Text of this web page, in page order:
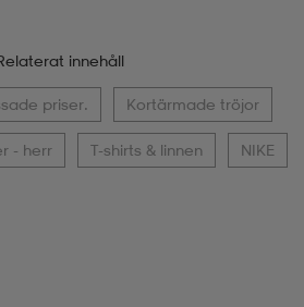
innehåll
priser. Kortärmade tröjor
- herr T-shirts & linnen NIKE